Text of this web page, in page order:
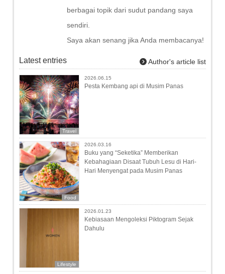
berbagai topik dari sudut pandang saya
sendiri.
Saya akan senang jika Anda membacanya!
Latest entries Author's article list
Travel
2026.06.15
Pesta Kembang api di Musim Panas
Food
2026.03.16
Buku yang “Seketika” Memberikan
Kebahagiaan Disaat Tubuh Lesu di Hari-
Hari Menyengat pada Musim Panas
Lifestyle
2026.01.23
Kebiasaan Mengoleksi Piktogram Sejak
Dahulu